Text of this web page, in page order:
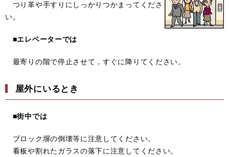
つり革や手すりにしっかりつかまってくださ
い。
■エレベーターでは
最寄りの階で停止させて，すぐに降りてください。
屋外にいるとき
■街中では
ブロック塀の倒壊等に注意してください。
看板や割れたガラスの落下に注意してください。